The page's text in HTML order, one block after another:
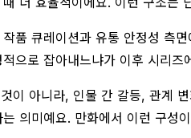
품 큐레이션과 유통 안정성 측
으로 잡아내느냐가 이후 시리즈
아니라, 인물 간 갈등, 관계
의미예요. 만화에서 이런 구성